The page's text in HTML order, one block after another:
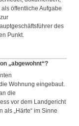
öffentliche Aufgabe
des
Punkt.
„abgewohnt“?
Wohnung eingebaut.
die
vor dem Landgericht
„Härte“ im Sinne